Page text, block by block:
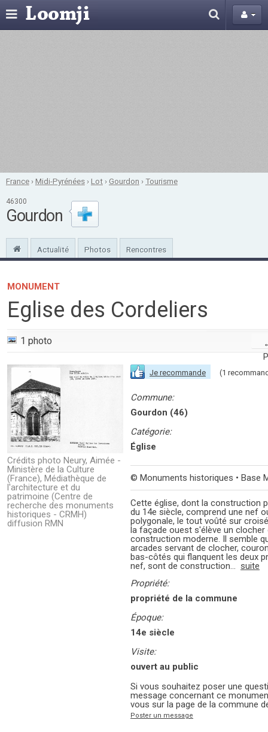
France ›Midi-Pyrénées ›Lot ›Gourdon ›Tourisme
46300
Gourdon
Actualité Photos Rencontres
MONUMENT
Eglise des Cordeliers
1 photo
Crédits photo Neury, Aimée -
Ministère de la Culture
(France), Médiathèque de
l'architecture et du
patrimoine (Centre de
recherche des monuments
historiques - CRMH)
diffusion RMN
Je recommande (1
Commune:
Gourdon (46)
Catégorie:
Église
© Monuments historiques • Base
Cette église, dont la construction
du 14e siècle, comprend une nef
polygonale, le tout voûté sur
la façade ouest s'élève un clocher
construction moderne. Il semble
arcades servant de clocher,
bas-côtés qui flanquent les deux
nef, sont de construction... suite
Propriété:
propriété de la commune
Époque:
14e siècle
Visite:
ouvert au public
Si vous souhaitez poser une
message concernant ce
vous sur la page de la commune
Poster un message